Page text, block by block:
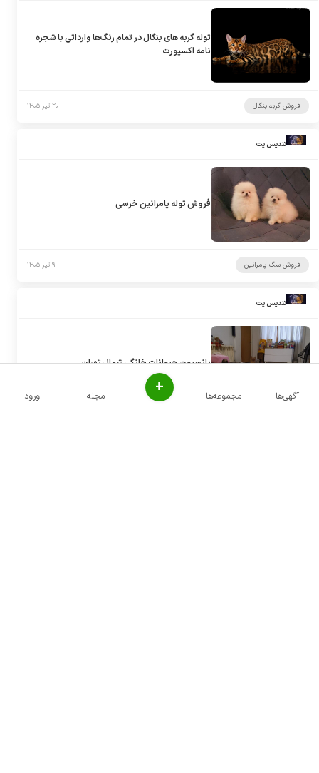
توله گربه های بنگال در تمام رنگ‌ها وارداتی با شجره
نامه اکسپورت
فروش گربه بنگال ۲۰ تیر ۱۴۰۵
تندیس پت
فروش توله پامرانین خرسی
فروش سگ پامرانین ۹ تیر ۱۴۰۵
تندیس پت
پانسیون حیوانات خانگی شمال تهران
ورود مجله + مجموعه‌ها آگهی‌ها